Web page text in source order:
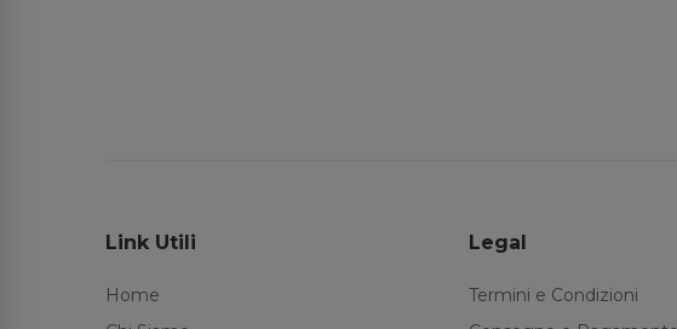
Link Utili
Home
Legal
Termini e Condizioni